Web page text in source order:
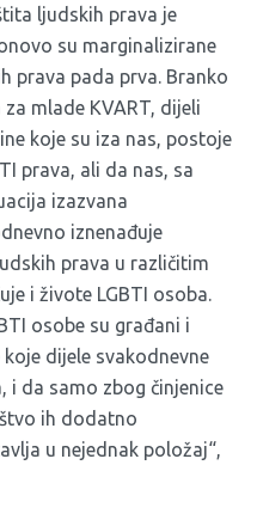
ljudskih prava je
su marginalizirane
prava pada prva. Branko
mlade KVART, dijeli
koje su iza nas, postoje
prava, ali da nas, sa
izazvana
iznenađuje
prava u različitim
i živote LGBTI osoba.
osobe su građani i
dijele svakodnevne
i da samo zbog činjenice
ih dodatno
u nejednak položaj“,